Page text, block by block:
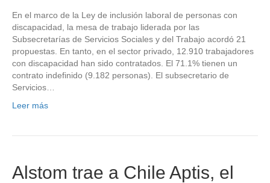
En el marco de la Ley de inclusión laboral de personas con
discapacidad, la mesa de trabajo liderada por las
Subsecretarías de Servicios Sociales y del Trabajo acordó 21
propuestas. En tanto, en el sector privado, 12.910 trabajadores
con discapacidad han sido contratados. El 71.1% tienen un
contrato indefinido (9.182 personas). El subsecretario de
Servicios…
Leer más
Alstom trae a Chile Aptis, el